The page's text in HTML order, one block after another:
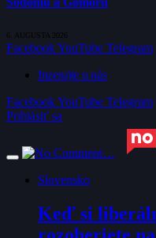
6. AUGUSTA 2026
FacebookYouTube Telegram
Inzerujte u nás
FacebookYouTube Telegram
Prihlásiť sa
Slovensko
Keď si